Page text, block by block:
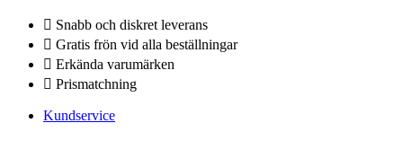
Snabb och diskret leverans
Gratis frön vid alla beställningar
Erkända varumärken
Prismatchning
Kundservice